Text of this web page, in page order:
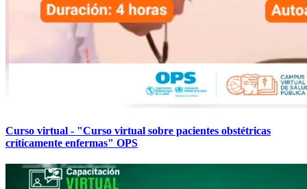
Curso virtual - "Curso virtual sobre pacientes obstétricas
críticamente enfermas" OPS